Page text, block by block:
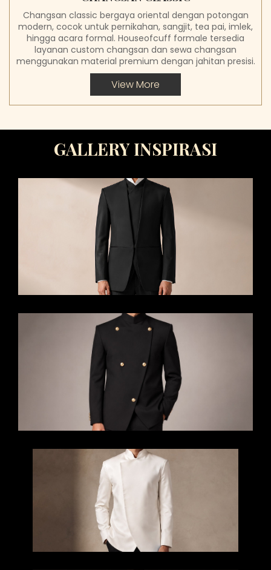
Changsan classic bergaya oriental dengan potongan
modern, cocok untuk pernikahan, sangjit, tea pai, imlek,
hingga acara formal. Houseofcuff formale tersedia
layanan custom changsan dan sewa changsan
menggunakan material premium dengan jahitan presisi.
View More
GALLERY INSPIRASI